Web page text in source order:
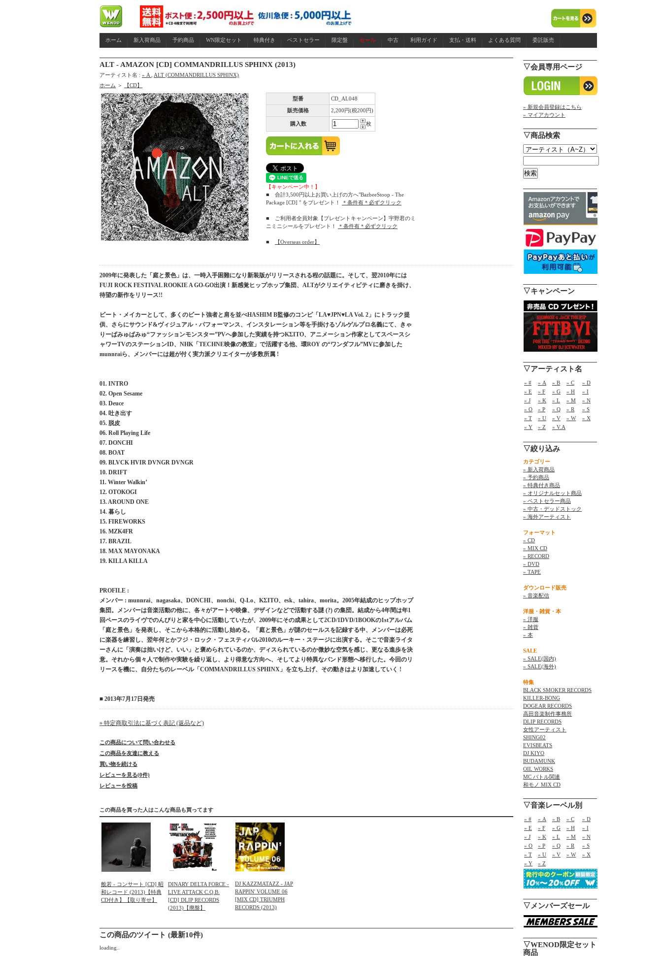
ホーム 新入荷商品 予約商品 WN限定セット 特典付き ベストセラー 限定盤 セール 中古 利用ガイド 支払・送料 よくある質問 委託販売
ALT - AMAZON [CD] COMMANDRILLUS SPHINX (2013)
アーティスト名 : » A
ALT (COMMANDRILLUS SPHINX)
ホーム ＞ 【CD】
型番
CD_AL048
販売価格
2,200円(税200円)
購入数 枚
【キャンペーン中！】
■ 合計3,500円以上お買い上げの方へ"BazbeeStoop - The
Package [CD] " をプレゼント！
＊条件有＊必ずクリック
■ ご利用者全員対象【プレゼントキャンペーン】宇野君のミ
ニミニシールをプレゼント！
＊条件有＊必ずクリック
■ 【Overseas order】
2009年に発表した「庭と景色」は、一時入手困難になり新装版がリリースされる程の話題に。そして、翌2010年には
FUJI ROCK FESTIVAL ROOKIE A GO-GO出演！新感覚ヒップホップ集団、ALTがクリエイティビティに磨きを掛け、
待望の新作をリリース!!
ビート・メイカーとして、多くのビート強者と肩を並べHASHIM B監修のコンピ「LA♥JPN♥LA Vol. 2」にトラック提
供、さらにサウンド&ヴィジュアル・パフォーマンス、インスタレーション等を手掛けるゾルゲルプロ名義にて、きゃ
りーぱみゅぱみゅ“ファッションモンスター”PVへ参加した実績を持つKΣITO、アニメーション作家としてスペースシ
ャワーTVのステーションID、NHK「TECHNE映像の教室」で活躍する他、環ROY の“ワンダフル”MVに参加した
munnraiら、メンバーには超が付く実力派クリエイターが多数所属 !
01. INTRO
02. Open Sesame
03. Deuce
04. 吐き出す
05. 脱皮
06. Roll Playing Life
07. DONCHI
08. BOAT
09. BLVCK HVIR DVNGR DVNGR
10. DRIFT
11. Winter Walkin’
12. OTOKOGI
13. AROUND ONE
14. 暮らし
15. FIREWORKS
16. MZK4FR
17. BRAZIL
18. MAX MAYONAKA
19. KILLA KILLA
PROFILE :
メンバー : munnrai、nagasaka、DONCHI、nonchi、Q-Lo、KΣITO、esk、tahira、morita。2005年結成のヒップホップ
集団。メンバーは音楽活動の他に、各々がアートや映像、デザインなどで活動する謎 (?) の集団。結成から4年間は年1
回ペースのライヴでのんびりと家を中心に活動していたが、2009年にその成果として2CD/1DVD/1BOOKの1stアルバム
「庭と景色」を発表し、そこから本格的に活動し始める。「庭と景色」が謎のセールスを記録する中、メンバーは必死
に楽器を練習し、翌年何とかフジ・ロック・フェスティバル2010のルーキー・ステージに出演する。そこで音楽ライタ
ーさんに「演奏は拙いけど、いい」と褒められているのか、ディスられているのか微妙な空気を感じ、更なる進歩を決
意。それから個々人で制作や実験を繰り返し、より得意な方向へ、そしてより特異なバンド形態へ移行した。今回のリ
リースを機に、自分たちのレーベル「COMMANDRILLUS SPHINX」を立ち上げ、その動きはより加速していく !
■ 2013年7月17日発売
» 特定商取引法に基づく表記 (返品など)
この商品について問い合わせる
この商品を友達に教える
買い物を続ける
レビューを見る(0件)
レビューを投稿
この商品を買った人はこんな商品も買ってます
般若 - コンサート [CD] 昭
和レコード (2013)【特典
CD付き】【取り寄せ】
DINARY DELTA FORCE -
LIVE ATTACK C.Q.B.
[CD] DLIP RECORDS
(2013)【廃盤】
DJ KAZZMATAZZ - JAP
RAPPIN' VOLUME 06
[MIX CD] TRIUMPH
RECORDS (2013)
この商品のツイート (最新10件)
loading..
▽会員専用ページ
» 新規会員登録はこちら
» マイアカウント
▽商品検索
▽キャンペーン
▽アーティスト名
» # » A » B » C
» D
» E
» F » G » H
» I
» J
» K » L » M
» N
» O
» P » Q » R
» S
» T
» U » V » W
» X
» Y
» Z » V.A
▽絞り込み
カテゴリー
» 新入荷商品
» 予約商品
» 特典付き商品
» オリジナルセット商品
» ベストセラー商品
» 中古・デッドストック
» 海外アーティスト
フォーマット
» CD
» MIX CD
» RECORD
» DVD
» TAPE
ダウンロード販売
» 音楽配信
洋服・雑貨・本
» 洋服
» 雑貨
» 本
SALE
» SALE(国内)
» SALE(海外)
特集
BLACK SMOKER RECORDS
KILLER-BONG
DOGEAR RECORDS
高田音楽制作事務所
DLIP RECORDS
女性アーティスト
SHING02
EVISBEATS
DJ KIYO
BUDAMUNK
OIL WORKS
MC バトル関連
和モノ MIX CD
▽音楽レーベル別
» # » A » B » C
» D
» E
» F » G » H
» I
» J
» K » L » M
» N
» O
» P » Q » R
» S
» T
» U » V » W
» X
» Y
» Z
▽メンバーズセール
▽WENOD限定セット
商品